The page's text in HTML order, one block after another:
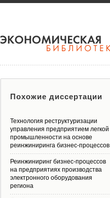
Похожие диссертации
Технология реструктуризации
управления предприятием легкой
промышленности на основе
реинжиниринга бизнес-процессов
Реинжиниринг бизнес-процессов
на предприятиях производства
электронного оборудования
региона